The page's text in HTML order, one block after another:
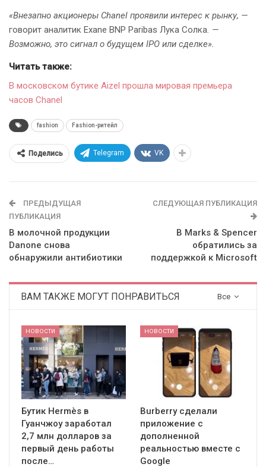
«Внезапно акционеры Chanel проявили интерес к рынку, —
говорит аналитик Exane BNP Paribas Лука Солка. —
Возможно, это сигнал о будущем IPO или сделке».
Читать также:
В московском бутике Aizel прошла мировая премьера
часов Chanel
fashion Fashion-ритейл
Поделись Telegram VK
ПРЕДЫДУЩАЯ
ПУБЛИКАЦИЯ
В молочной продукции
Danone снова
обнаружили антибиотики
СЛЕДУЮЩАЯ ПУБЛИКАЦИЯ
В Marks & Spencer
обратились за
поддержкой к Microsoft
Все
ВАМ ТАКЖЕ МОГУТ ПОНРАВИТЬСЯ
НОВОСТИ
Бутик Hermès в
Гуанчжоу заработал
2,7 млн долларов за
первый день работы
после…
НОВОСТИ
Burberry сделали
приложение с
дополненной
реальностью вместе с
Google